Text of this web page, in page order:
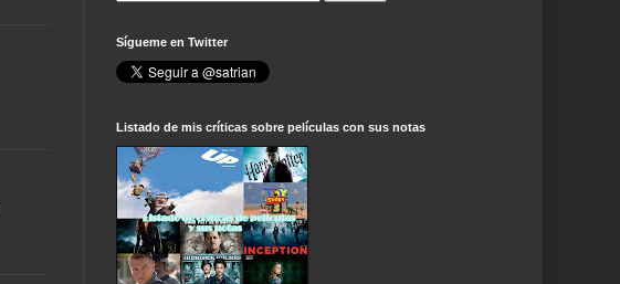
Sígueme en Twitter
Listado de mis críticas sobre películas con sus notas